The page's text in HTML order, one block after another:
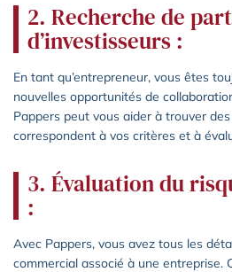
2. Recherche de
d’investisseurs :
En tant qu’entrepreneur, vous êtes
nouvelles opportunités de
Pappers peut vous aider à trouver
correspondent à vos critères et à
3. Évaluation du
:
Avec Pappers, vous avez tous les
commercial associé à une entreprise.